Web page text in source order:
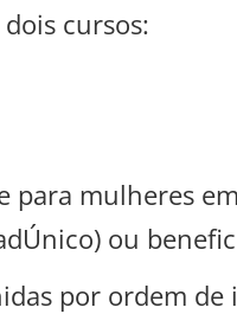
cursos:
mulheres
ou
por ordem de